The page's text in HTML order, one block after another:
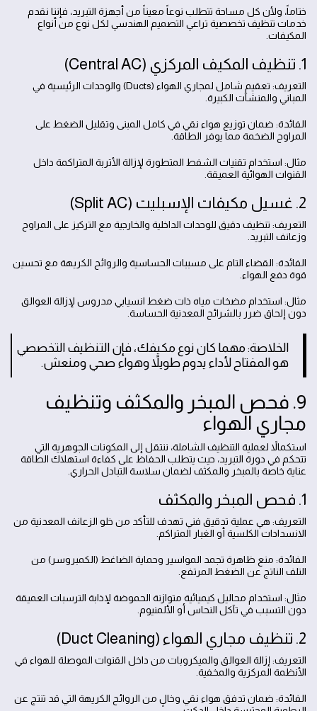
ختاماً، ولأن كل مساحة تتطلب نوعاً معيناً من أجهزة التبريد، فإننا نقدم
خدمات تنظيف تخصصية تراعي التصميم الهندسي لكل نوع من أنواع
المكيفات.
1. تنظيف المكيف المركزي (Central AC)
التعريف: تعقيم شامل لمجاري الهواء (Ducts) والوحدات الرئيسية في
المباني والمنشآت الكبيرة.
الفائدة: ضمان توزيع هواء نقي في كامل المبنى وتقليل الضغط على
المراوح الضخمة مما يوفر الطاقة.
مثال: استخدام تقنيات الشفط المتطورة لإزالة الأتربة المتراكمة داخل
القنوات الهوائية العميقة.
2. غسيل مكيفات الإسبليت (Split AC)
التعريف: تنظيف دقيق للوحدات الداخلية والخارجية مع التركيز على المراوح
وزعانف التبريد.
الفائدة: القضاء التام على مسببات الحساسية والروائح الكريهة مع تحسين
قوة دفع الهواء.
مثال: استخدام مضخات مياه ذات ضغط انسيابي مدروس لإزالة العوالق
دون إلحاق ضرر بالشرائح المعدنية الحساسة.
الخلاصة: مهما كان نوع مكيفك، فإن التنظيف التخصصي
هو المفتاح لأداء يدوم طويلاً وهواء صحي ومنعش.
9. فحص المبخر والمكثف وتنظيف
مجاري الهواء
استكمالاً لعملية التنظيف الشاملة، ننتقل إلى المكونات الجوهرية التي
تتحكم في دورة التبريد، حيث يتطلب الحفاظ على كفاءة استهلاك الطاقة
عناية خاصة بالمبخر والمكثف لضمان سلاسة التبادل الحراري.
1. فحص المبخر والمكثف
التعريف: هي عملية تدقيق فني تهدف للتأكد من خلو الزعانف المعدنية من
الانسدادات الكلسية أو الغبار المتراكم.
الفائدة: منع ظاهرة تجمد المواسير وحماية الضاغط (الكمبروسر) من
التلف الناتج عن الضغط المرتفع.
مثال: استخدام محاليل كيميائية متوازنة الحموضة لإذابة الترسبات العميقة
دون التسبب في تآكل النحاس أو الألمنيوم.
2. تنظيف مجاري الهواء (Duct Cleaning)
التعريف: إزالة العوالق والميكروبات من داخل القنوات الموصلة للهواء في
الأنظمة المركزية والمخفية.
الفائدة: ضمان تدفق هواء نقي وخالٍ من الروائح الكريهة التي قد تنتج عن